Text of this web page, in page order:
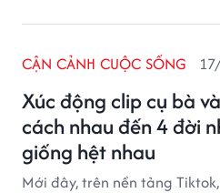
Xúc động clip cụ bà
cách nhau đến 4 đời
giống hệt nhau
CẬN CẢNH CUỘC SỐNG
Mới đây, trên nền tảng